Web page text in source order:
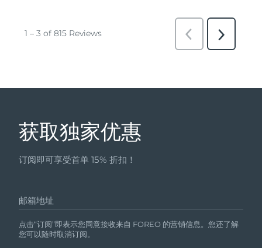
获取独家优惠
订阅即可享受首单 15% 折扣！
邮箱地址
点击“订阅”即表示您同意接收来自 FOREO 的营销信息。您还了解
您可以随时取消订阅。